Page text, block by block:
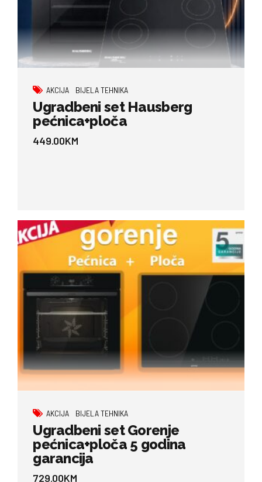
AKCIJA BIJELA TEHNIKA
Ugradbeni set Hausberg
pećnica+ploča
449.00KM
AKCIJA BIJELA TEHNIKA
Ugradbeni set Gorenje
pećnica+ploča 5 godina
garancija
729.00KM